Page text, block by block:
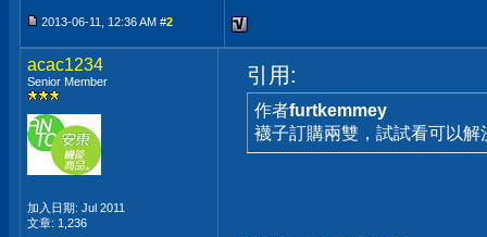
2013-06-11, 12:36 AM #2
acac1234
Senior Member
加入日期: Jul 2011
文章: 1,236
引用:
作者furtkemmey
襪子訂購兩雙，試試看可以解